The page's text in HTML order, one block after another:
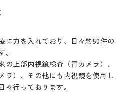
に力を入れており、日々約50件の
の上部内視鏡検査（胃カメラ）、
ラ）、その他にも内視鏡を使用し
行っております。